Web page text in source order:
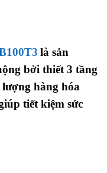
là sản
bởi thiết 3 tầng
hàng hóa
tiết kiệm sức